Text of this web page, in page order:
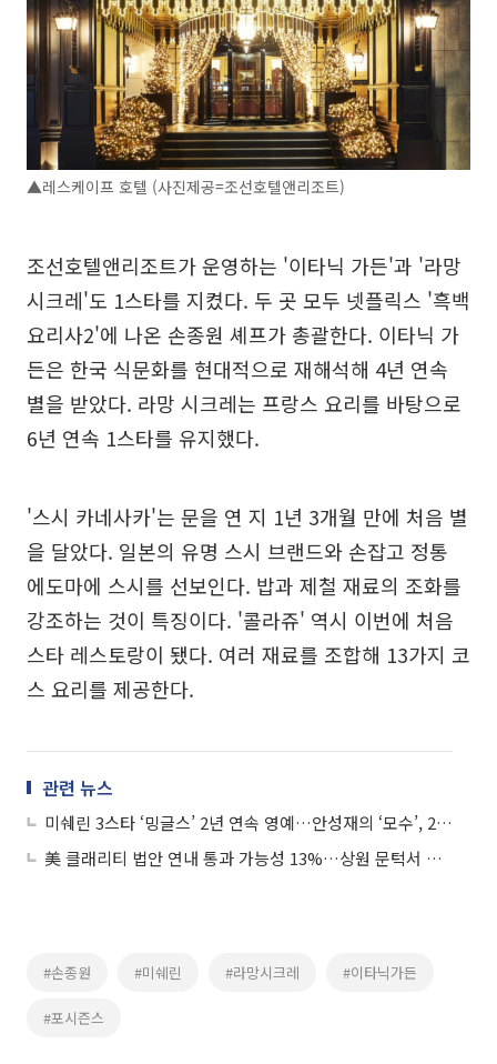
▲레스케이프 호텔 (사진제공=조선호텔앤리조트)
조선호텔앤리조트가 운영하는 '이타닉 가든'과 '라망
시크레'도 1스타를 지켰다. 두 곳 모두 넷플릭스 '흑백
요리사2'에 나온 손종원 셰프가 총괄한다. 이타닉 가
든은 한국 식문화를 현대적으로 재해석해 4년 연속
별을 받았다. 라망 시크레는 프랑스 요리를 바탕으로
6년 연속 1스타를 유지했다.
'스시 카네사카'는 문을 연 지 1년 3개월 만에 처음 별
을 달았다. 일본의 유명 스시 브랜드와 손잡고 정통
에도마에 스시를 선보인다. 밥과 제철 재료의 조화를
강조하는 것이 특징이다. '콜라쥬' 역시 이번에 처음
스타 레스토랑이 됐다. 여러 재료를 조합해 13가지 코
스 요리를 제공한다.
관련 뉴스
미쉐린 3스타 ‘밍글스’ 2년 연속 영예…안성재의 ‘모수’, 2스타 귀환
美 클래리티 법안 연내 통과 가능성 13%…상원 문턱서 제동
#손종원 #미쉐린 #라망시크레 #이타닉가든
#포시즌스